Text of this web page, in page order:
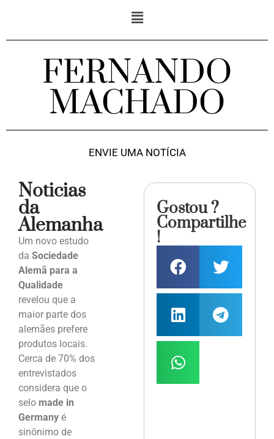
FERNANDO
MACHADO
ENVIE UMA NOTÍCIA
Noticias
da
Alemanha
Um novo estudo
da Sociedade
Alemã para a
Qualidade
revelou que a
maior parte dos
alemães prefere
produtos locais.
Cerca de 70% dos
entrevistados
considera que o
selo made in
Germany é
sinônimo de
Gostou ?
Compartilhe
!